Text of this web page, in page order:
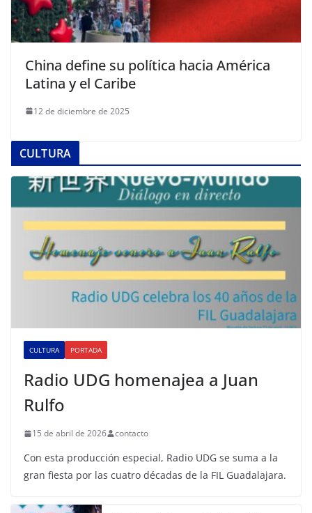
China define su política hacia América
Latina y el Caribe
12 de diciembre de 2025
CULTURA
CULTURA PORTADA
Radio UDG homenajea a Juan
Rulfo
15 de abril de 2026 contacto
Con esta producción especial, Radio UDG se suma a la
gran fiesta por las cuatro décadas de la FIL Guadalajara.